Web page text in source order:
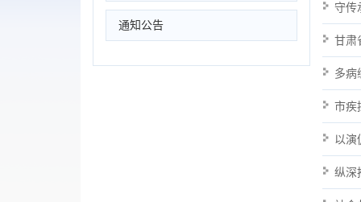
通知公告
守传
甘肃
多病
市疾
以
纵深